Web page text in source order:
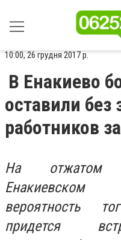
10:00, 26 грудня 2017 р.
В Енакиево
оставили без
работников
На отжатом
Енакиевском
вероятность
придется